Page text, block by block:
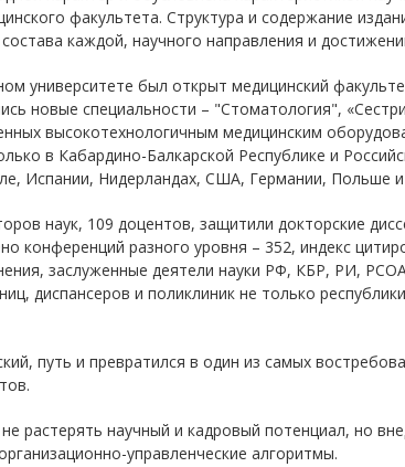
факультета. Структура и содержание
каждой, научного направления и
университете был открыт медицинский
новые специальности – "Стоматология",
высокотехнологичным медицинским
в Кабардино-Балкарской Республике и
Испании, Нидерландах, США, Германии, Польше и
наук, 109 доцентов, защитили докторские
конференций разного уровня – 352, индекс
заслуженные деятели науки РФ, КБР, РИ,
диспансеров и поликлиник не только
путь и превратился в один из самых
растерять научный и кадровый потенциал, но
управленческие алгоритмы.